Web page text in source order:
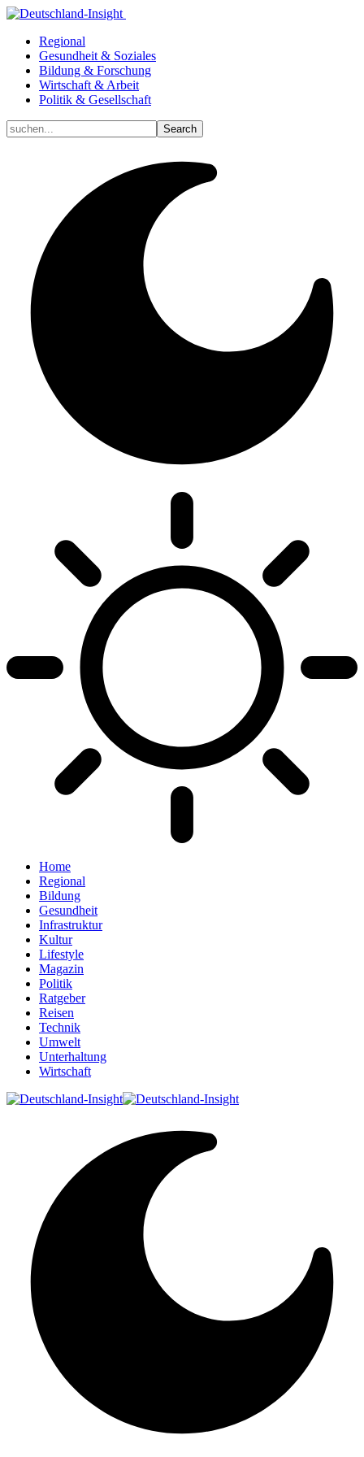
Regional
Gesundheit & Soziales
Bildung & Forschung
Wirtschaft & Arbeit
Politik & Gesellschaft
Home
Regional
Bildung
Gesundheit
Infrastruktur
Kultur
Lifestyle
Magazin
Politik
Ratgeber
Reisen
Technik
Umwelt
Unterhaltung
Wirtschaft